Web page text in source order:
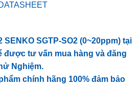
SENKO SGTP-SO2 (0~20ppm) tại
được tư vấn mua hàng và đăng
Nghiệm.
chính hãng 100% đảm bảo